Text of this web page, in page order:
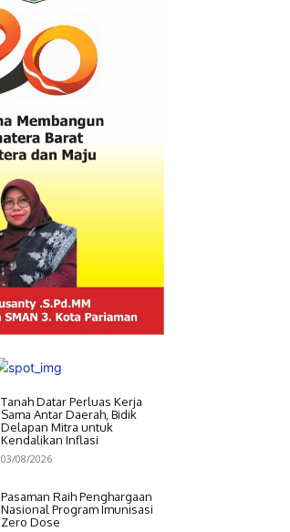
Tanah Datar Perluas Kerja
Sama Antar Daerah, Bidik
Delapan Mitra untuk
Kendalikan Inflasi
03/08/2026
Pasaman Raih Penghargaan
Nasional Program Imunisasi
Zero Dose